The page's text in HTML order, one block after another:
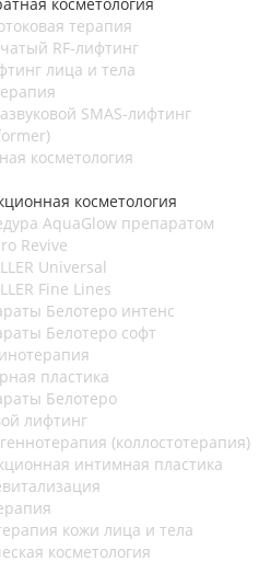
терапия
RF-лифтинг
лица и тела
SMAS-лифтинг
косметология
косметология
AquaGlow препаратом
Revive
Universal
Fine Lines
Белотеро интенс
Белотеро софт
пластика
Белотеро
лифтинг
(коллостотерапия)
интимная пластика
кожи лица и тела
косметология